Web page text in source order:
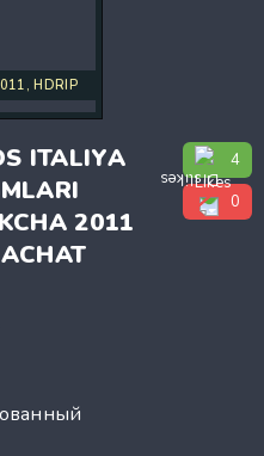
HDRIP
ITALIYA
2011
4
0